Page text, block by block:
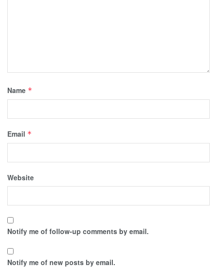
Name *
Email *
Website
Notify me of follow-up comments by email.
Notify me of new posts by email.